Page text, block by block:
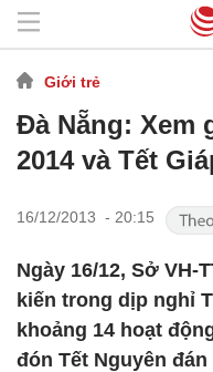
Giới trẻ
Đà Nẵng: Xem
2014 và Tết
16/12/2013 - 20:15
Ngày 16/12, Sở VH-
kiến trong dịp nghỉ
khoảng 14 hoạt
đón Tết Nguyên